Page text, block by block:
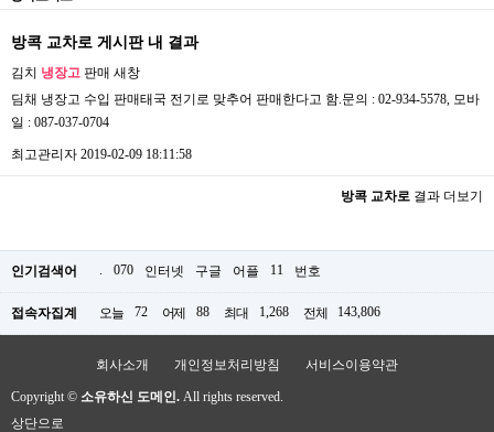
방콕 교차로 게시판 내 결과
김치 냉장고 판매 새창
딤채 냉장고 수입 판매태국 전기로 맞추어 판매한다고 함.문의 : 02-934-5578, 모바
일 : 087-037-0704
최고관리자 2019-02-09 18:11:58
방콕 교차로 결과 더보기
인기검색어 . 070 인터넷 구글 어플 11 번호
접속자집계 오늘 72 어제 88 최대 1,268 전체 143,806
회사소개 개인정보처리방침 서비스이용약관
Copyright © 소유하신 도메인. All rights reserved.
상단으로